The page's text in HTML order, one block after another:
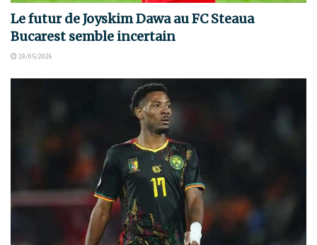
Le futur de Joyskim Dawa au FC Steaua
Bucarest semble incertain
19/05/2026